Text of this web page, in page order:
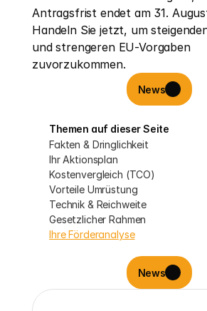
Antragsfrist endet am 31.
Handeln Sie jetzt, um
und strengeren EU-Vorgaben
zuvorzukommen.
News
Themen auf dieser Seite
Fakten & Dringlichkeit
Ihr Aktionsplan
Kostenvergleich (TCO)
Vorteile Umrüstung
Technik & Reichweite
Gesetzlicher Rahmen
Ihre Förderanalyse
News